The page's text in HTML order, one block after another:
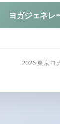
ヨガジェネレ
2026 東京ヨ